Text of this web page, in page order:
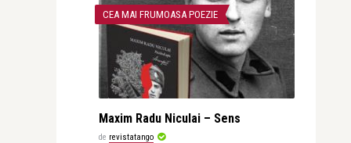
CEA MAI FRUMOASA POEZIE
Maxim Radu Niculai – Sens
de revistatango